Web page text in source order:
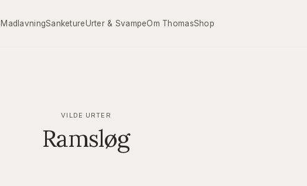
MadlavningSanketureUrter & SvampeOm ThomasShop
VILDE URTER
Ramsløg